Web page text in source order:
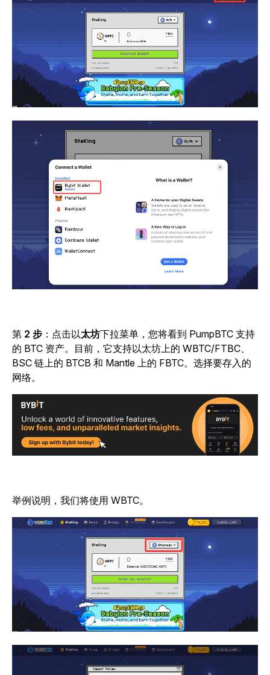
第 2 步 ： 点击以太坊下拉菜单，您将看到 PumpBTC 支持
的 BTC 资产。目前，它支持以太坊上的 WBTC/FTBC、
BSC 链上的 BTCB 和 Mantle 上的 FBTC。选择要存入的
网络。
举例说明，我们将使用 WBTC。